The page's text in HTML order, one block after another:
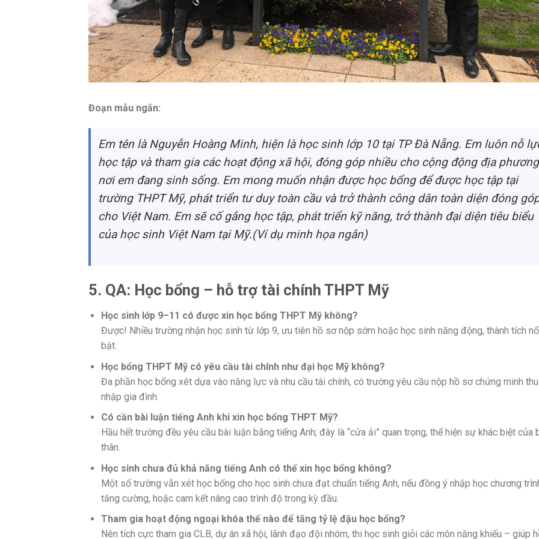
Đoạn mẫu ngắn:
Em tên là Nguyễn Hoàng Minh, hiện là học sinh lớp 10 tại TP Đà Nẵng. Em luôn nỗ
học tập và tham gia các hoạt động xã hội, đóng góp nhiều cho cộng động địa phương
nơi em đang sinh sống. Em mong muốn nhận được học bổng để được học tập tại
trường THPT Mỹ, phát triển tư duy toàn cầu và trở thành công dân toàn diện đóng
cho Việt Nam. Em sẽ cố gắng học tập, phát triển kỹ năng, trở thành đại diện tiêu biểu
của học sinh Việt Nam tại Mỹ.(Ví dụ minh họa ngắn)
5. QA: Học bổng – hỗ trợ tài chính THPT Mỹ
Học sinh lớp 9–11 có được xin học bổng THPT Mỹ không?
Được! Nhiều trường nhận học sinh từ lớp 9, ưu tiên hồ sơ nộp sớm hoặc học sinh năng động, thành tích
bật.
Học bổng THPT Mỹ có yêu cầu tài chính như đại học Mỹ không?
Đa phần học bổng xét dựa vào năng lực và nhu cầu tài chính, có trường yêu cầu nộp hồ sơ chứng minh thu
nhập gia đình.
Có cần bài luận tiếng Anh khi xin học bổng THPT Mỹ?
Hầu hết trường đều yêu cầu bài luận bằng tiếng Anh; đây là “cửa ải” quan trọng, thể hiện sự khác biệt của
thân.
Học sinh chưa đủ khả năng tiếng Anh có thể xin học bổng không?
Một số trường vẫn xét học bổng cho học sinh chưa đạt chuẩn tiếng Anh, nếu đồng ý nhập học chương
tăng cường, hoặc cam kết nâng cao trình độ trong kỳ đầu.
Tham gia hoạt động ngoại khóa thế nào để tăng tỷ lệ đậu học bổng?
Nên tích cực tham gia CLB, dự án xã hội, lãnh đạo đội nhóm, thi học sinh giỏi các môn năng khiếu – giúp